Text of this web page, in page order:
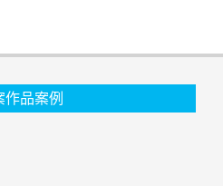
作品案例